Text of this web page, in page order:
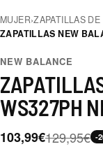
MUJER›ZAPATILLAS DE
ZAPATILLAS NEW
NEW BALANCE
WS327PH
103,99€129,95€ -